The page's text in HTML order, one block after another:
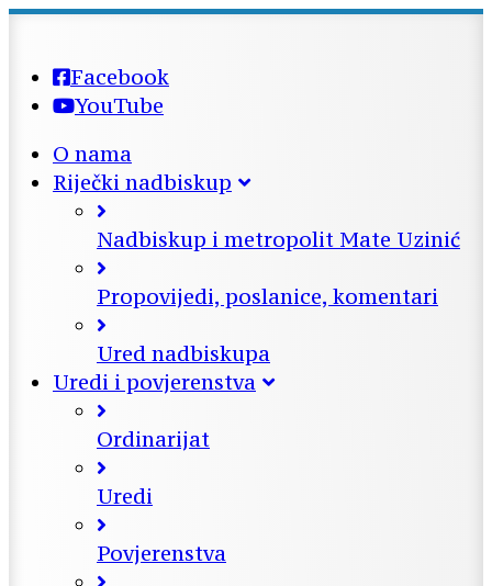
Facebook
YouTube
O nama
Riječki nadbiskup
Nadbiskup i metropolit Mate Uzinić
Propovijedi, poslanice, komentari
Ured nadbiskupa
Uredi i povjerenstva
Ordinarijat
Uredi
Povjerenstva